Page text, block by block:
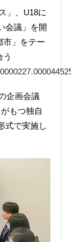
」、U18に
会議」を開
市」をテー
う
企画会議
もつ独自
式で実施し